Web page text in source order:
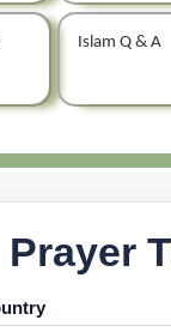
Islam Q & A